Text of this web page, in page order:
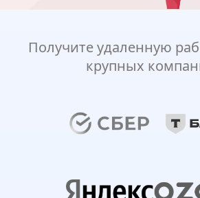
Получите удаленную
крупных